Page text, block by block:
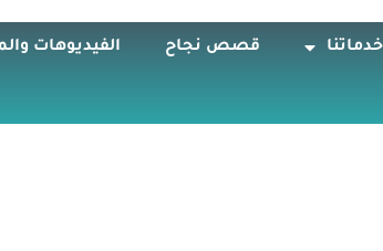
خدماتنا قصص نجاح الفيديوهات